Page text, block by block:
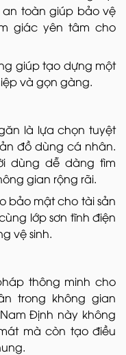
toàn giúp bảo vệ
giác yên tâm cho
giúp tạo dựng một
và gọn gàng.
là lựa chọn tuyệt
đồ dùng cá nhân.
dùng dễ dàng tìm
gian rộng rãi.
bảo mật cho tài sản
lớp sơn tĩnh điện
vệ sinh.
thông minh cho
trong không gian
Định này không
mà còn tạo điều